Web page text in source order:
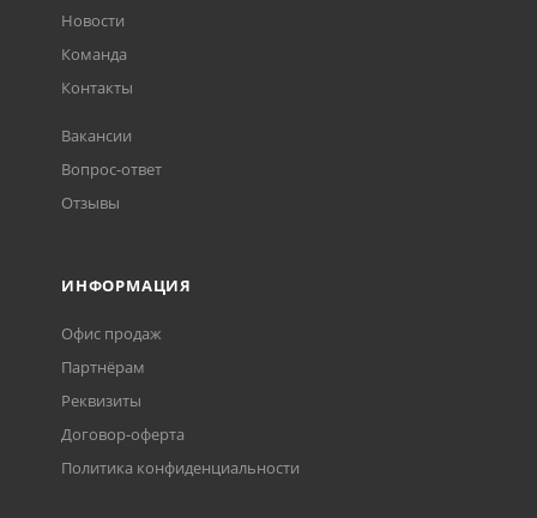
Новости
Команда
Контакты
Вакансии
Вопрос-ответ
Отзывы
ИНФОРМАЦИЯ
Офис продаж
Партнёрам
Реквизиты
Договор-оферта
Политика конфиденциальности